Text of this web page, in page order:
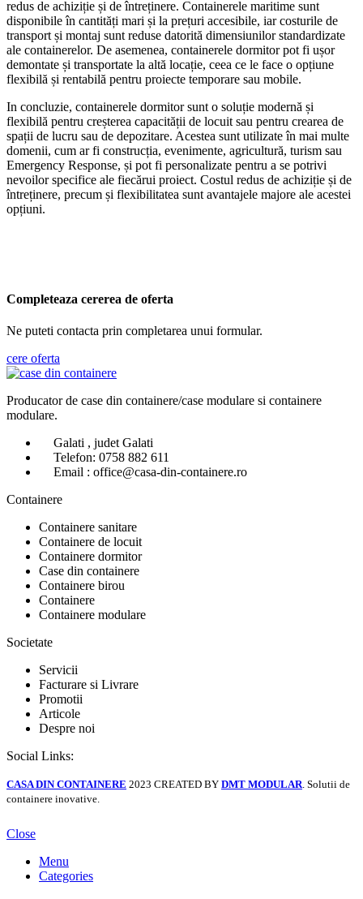
redus de achiziție și de întreținere. Containerele maritime sunt
disponibile în cantități mari și la prețuri accesibile, iar costurile de
transport și montaj sunt reduse datorită dimensiunilor standardizate
ale containerelor. De asemenea, containerele dormitor pot fi ușor
demontate și transportate la altă locație, ceea ce le face o opțiune
flexibilă și rentabilă pentru proiecte temporare sau mobile.
In concluzie, containerele dormitor sunt o soluție modernă și
flexibilă pentru creșterea capacității de locuit sau pentru crearea de
spații de lucru sau de depozitare. Acestea sunt utilizate în mai multe
domenii, cum ar fi construcția, evenimente, agricultură, turism sau
Emergency Response, și pot fi personalizate pentru a se potrivi
nevoilor specifice ale fiecărui proiect. Costul redus de achiziție și de
întreținere, precum și flexibilitatea sunt avantajele majore ale acestei
opțiuni.
Completeaza cererea de oferta
Ne puteti contacta prin completarea unui formular.
cere oferta
Producator de case din containere/case modulare si containere
modulare.
Galati , judet Galati
Telefon: 0758 882 611
Email : office@casa-din-containere.ro
Containere
Containere sanitare
Containere de locuit
Containere dormitor
Case din containere
Containere birou
Containere
Containere modulare
Societate
Servicii
Facturare si Livrare
Promotii
Articole
Despre noi
Social Links:
CASA DIN CONTAINERE 2023 CREATED BY DMT MODULAR. Solutii de
containere inovative.
Close
Menu
Categories